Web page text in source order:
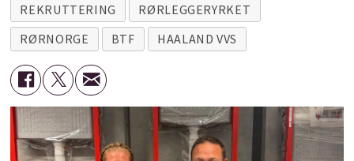
REKRUTTERING
RØRLEGGERYRKET
RØRNORGE
BTF HAALAND VVS